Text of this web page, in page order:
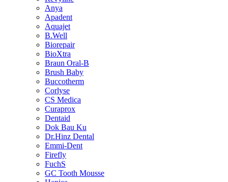
Anya
Apadent
Aquajet
B.Well
Biorepair
BioXtra
Braun Oral-B
Brush Baby
Buccotherm
Corlyse
CS Medica
Curaprox
Dentaid
Dok Bau Ku
Dr.Hinz Dental
Emmi-Dent
Firefly
FuchS
GC Tooth Mousse